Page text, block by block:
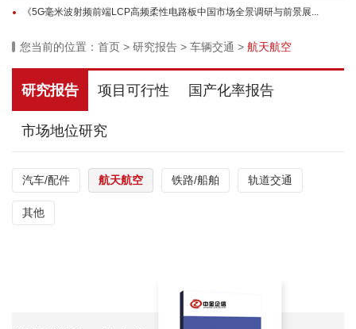
《5G毫米波射频前端LCP高频柔性电路板中国市场全景调研与前景展...
您当前的位置： 首页 > 研究报告 > 车辆交通 > 航天航空
研究报告 项目可行性 国产化率报告
市场地位研究
汽车/配件 航天航空 铁路/船舶 轨道交通
其他